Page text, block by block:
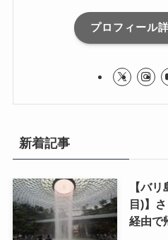
プロフィール
新着記事
【バ
目)】
経由で